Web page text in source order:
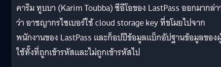
คาริม ทูบบา (Karim Toubba) ซีอีโอของ LastPass ออกมากล่
ว่า อาชญากรไซเบอร์ใช้ cloud storage key ที่ขโมยไปจาก
พนักงานของ LastPass และก็อปปีข้อมูลแบ็กอัปฐานข้อมูลของ
ใช้ทั้งที่ถูกเข้ารหัสและไม่ถูกเข้ารหัสไป